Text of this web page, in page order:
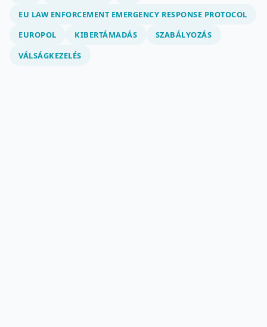
EU LAW ENFORCEMENT EMERGENCY RESPONSE PROTOCOL
EUROPOL
KIBERTÁMADÁS
SZABÁLYOZÁS
VÁLSÁGKEZELÉS